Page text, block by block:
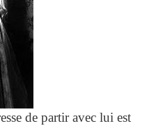
de partir avec lui est